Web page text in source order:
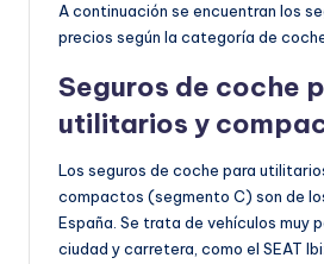
A continuación se encuentran los
precios según la categoría de
Seguros de coche
utilitarios y c
Los seguros de coche para
compactos (segmento C) son de
España. Se trata de vehículos muy
ciudad y carretera, como el SEAT